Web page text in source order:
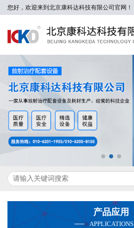
您好，欢迎来到北京康科达科技有限公司官网！
产品应用
APPLICATIONS